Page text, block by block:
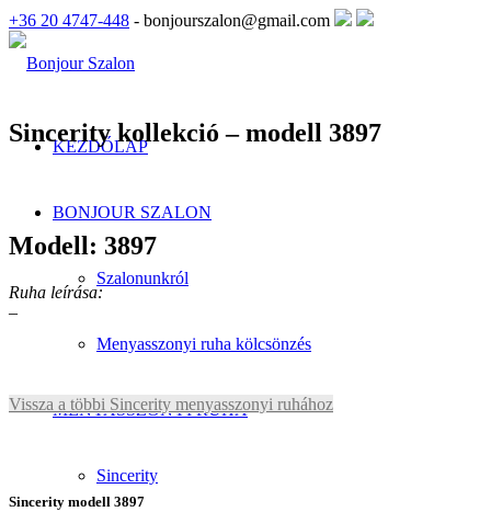
+36 20 4747-448 - bonjourszalon@gmail.com
KEZDŐLAP
BONJOUR SZALON
Szalonunkról
Menyasszonyi ruha kölcsönzés
MENYASSZONYI RUHA
Sincerity
Sincerity kollekció – modell 3897
Modell: 3897
Ruha leírása:
–
Vissza a többi Sincerity menyasszonyi ruhához
Sincerity modell 3897